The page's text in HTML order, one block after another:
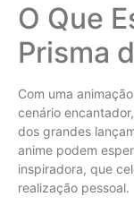
O Que
Prisma
Com uma
cenário
dos grandes
anime podem
inspiradora, que
realização pessoal.